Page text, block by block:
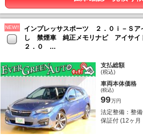
NEW!!
インプレッサスポーツ ２．０ｉ－Ｓ
し 禁煙車 純正メモリナビ アイサイ
２．０ ...
支払総額
(税込)
車両本体価格
(税込)
99万円
法定整備：整
保証付 (12ヶ月